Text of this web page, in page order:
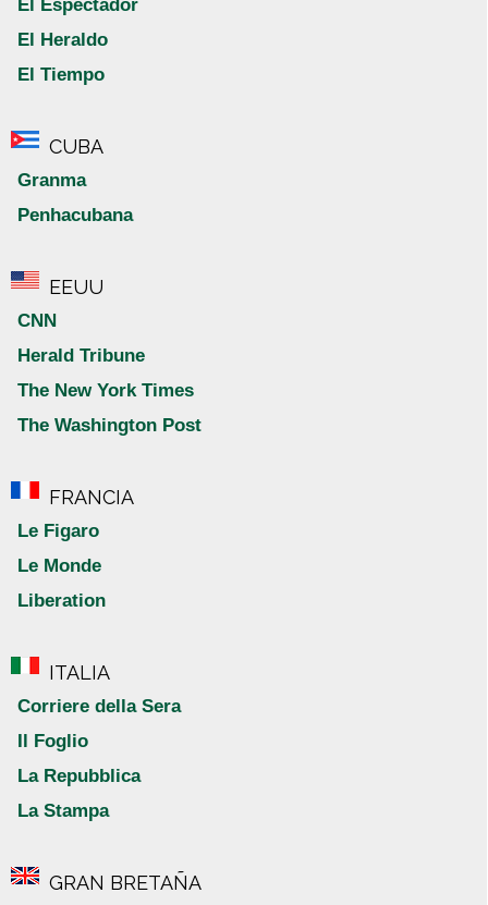
El Espectador
El Heraldo
El Tiempo
CUBA
Granma
Penhacubana
EEUU
CNN
Herald Tribune
The New York Times
The Washington Post
FRANCIA
Le Figaro
Le Monde
Liberation
ITALIA
Corriere della Sera
Il Foglio
La Repubblica
La Stampa
GRAN BRETAÑA